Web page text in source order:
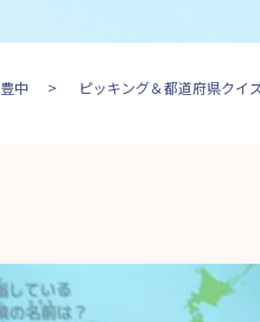
中 ピッキング＆都道府県クイ